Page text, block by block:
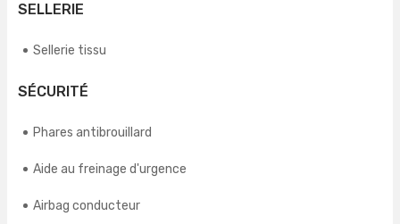
SELLERIE
Sellerie tissu
SÉCURITÉ
Phares antibrouillard
Aide au freinage d'urgence
Airbag conducteur